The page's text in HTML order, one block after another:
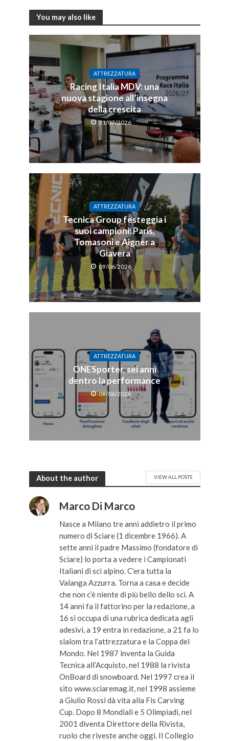
You may also like
ATTREZZATURA
Racing Italia MDV: una
nuova stagione all’insegna
della crescita
31/07/2026
ATTREZZATURA
Tecnica Group festeggia i
suoi campioni: Paris,
Tomasoni e Aigner a
Giavera
09/06/2026
ATTREZZATURA
ONESporter, sei anni
dentro la performance
09/06/2026
About the author VIEW ALL POSTS
Marco Di Marco
Nasce a Milano tre anni addietro il primo
numero di Sciare (1 dicembre 1966). A
sette anni il padre Massimo (fondatore di
Sciare) lo porta a vedere i Campionati
Italiani di sci alpino. C’era tutta la
Valanga Azzurra. Torna a casa e decide
che non c’è niente di più bello dello sci. A
14 anni fa il fattorino per la redazione, a
16 si occupa di una rubrica dedicata agli
adesivi, a 19 entra in redazione, a 21 fa lo
slalom tra l’attrezzatura e la Coppa del
Mondo. Nel 1987 inventa la Guida
Tecnica all’Acquisto, nel 1988 la rivista
OnBoard di snowboard. Nel 1997 crea il
sito www.sciaremag.it, nel 1998 assieme
a Giulio Rossi dà vita alla Fis Carving
Cup. Dopo 8 Mondiali e 5 Olimpiadi, nel
2001 diventa Direttore della Rivista,
ruolo che riveste anche oggi. Il Collegio